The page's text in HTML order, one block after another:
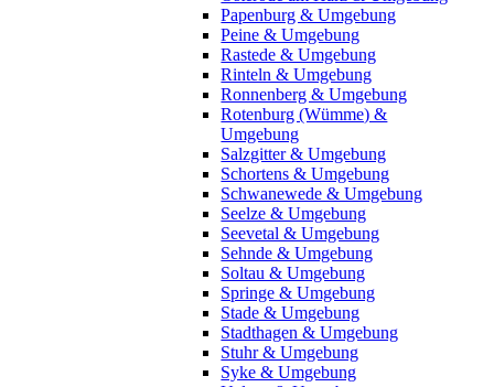
Papenburg & Umgebung
Peine & Umgebung
Rastede & Umgebung
Rinteln & Umgebung
Ronnenberg & Umgebung
Rotenburg (Wümme) &
Umgebung
Salzgitter & Umgebung
Schortens & Umgebung
Schwanewede & Umgebung
Seelze & Umgebung
Seevetal & Umgebung
Sehnde & Umgebung
Soltau & Umgebung
Springe & Umgebung
Stade & Umgebung
Stadthagen & Umgebung
Stuhr & Umgebung
Syke & Umgebung